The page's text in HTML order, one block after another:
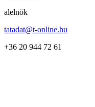
alelnök
tatadat@t-online.hu
+36 20 944 72 61